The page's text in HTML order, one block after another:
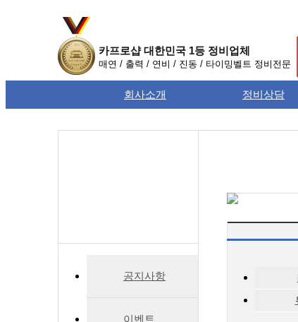
카프로샵 대한민국 1등 정비업체
매연 / 출력 / 연비 / 진동 / 타이밍벨트 정비전문
회사소개 정비상담
공지사항
이벤트